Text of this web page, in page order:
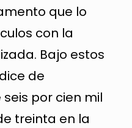
que lo
con la
Bajo estos
de
por cien mil
treinta en la